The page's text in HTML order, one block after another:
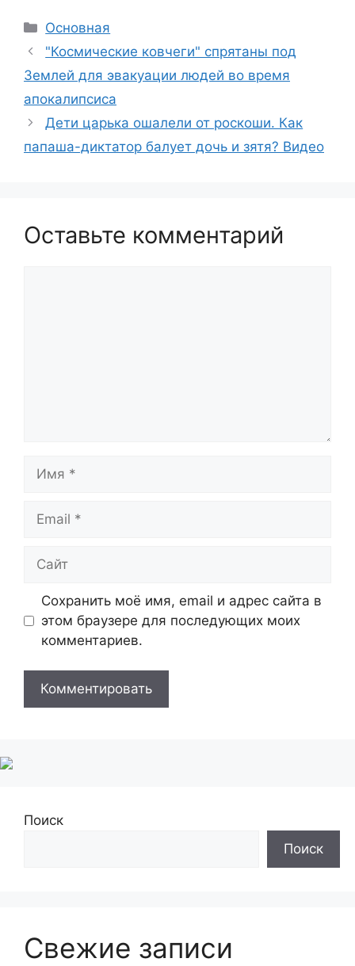
Рубрики
Основная
"Космические ковчеги" спрятаны под
Землей для эвакуации людей во время
апокалипсиса
Дети царька ошалели от роскоши. Как
папаша-диктатор балует дочь и зятя? Видео
Оставьте комментарий
Сохранить моё имя, email и адрес сайта в
этом браузере для последующих моих
комментариев.
Поиск
Поиск
Свежие записи